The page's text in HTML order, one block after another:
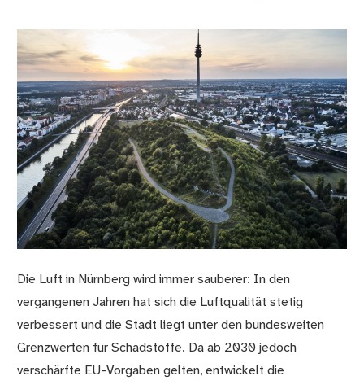
Die Luft in Nürnberg wird immer sauberer: In den
vergangenen Jahren hat sich die Luftqualität stetig
verbessert und die Stadt liegt unter den bundesweiten
Grenzwerten für Schadstoffe. Da ab 2030 jedoch
verschärfte EU-Vorgaben gelten, entwickelt die